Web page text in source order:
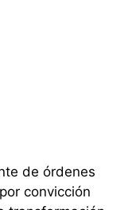
de órdenes
convicción